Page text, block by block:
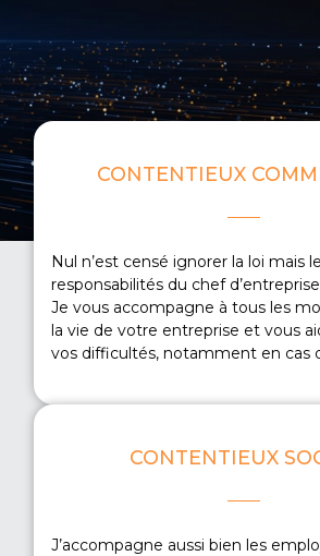
CONTENTIEUX
Nul n’est censé ignorer la loi mais
responsabilités du chef
Je vous accompagne à tous les
la vie de votre entreprise et vous
vos difficultés, notamment en cas
CONTENTIEUX
J’accompagne aussi bien les